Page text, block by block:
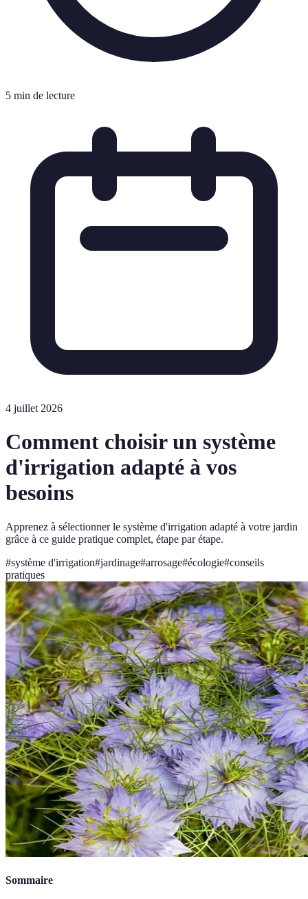
5 min de lecture
4 juillet 2026
Comment choisir un système
d'irrigation adapté à vos
besoins
Apprenez à sélectionner le système d'irrigation adapté à votre jardin
grâce à ce guide pratique complet, étape par étape.
#système d'irrigation#jardinage#arrosage#écologie#conseils
pratiques
Sommaire